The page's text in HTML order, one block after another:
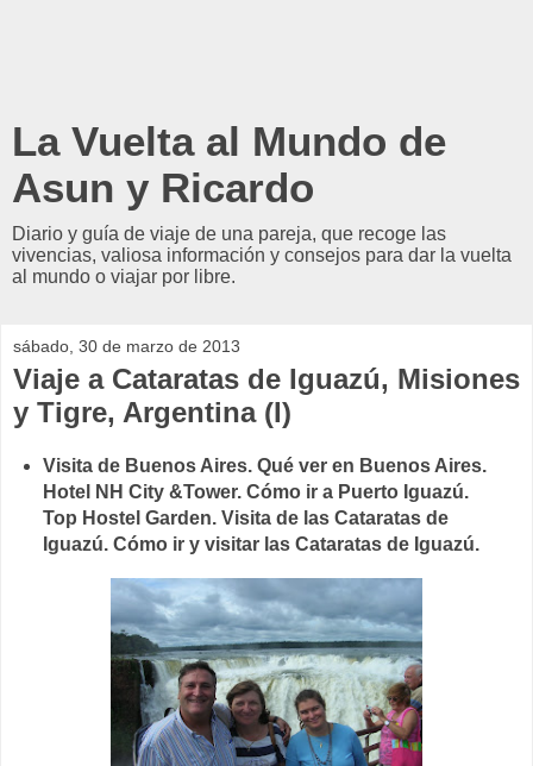
La Vuelta al Mundo de
Asun y Ricardo
Diario y guía de viaje de una pareja, que recoge las
vivencias, valiosa información y consejos para dar la vuelta
al mundo o viajar por libre.
sábado, 30 de marzo de 2013
Viaje a Cataratas de Iguazú, Misiones
y Tigre, Argentina (I)
Visita de Buenos Aires. Qué ver en Buenos Aires.
Hotel NH City &Tower. Cómo ir a Puerto Iguazú.
Top Hostel Garden. Visita de las Cataratas de
Iguazú. Cómo ir y visitar las Cataratas de Iguazú.